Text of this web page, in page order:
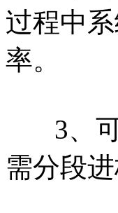
过程中
率。
3、可
需分段进